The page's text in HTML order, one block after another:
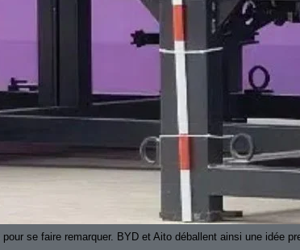
se faire remarquer. BYD et Aito déballent ainsi une idée